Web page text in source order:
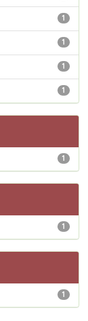
1
1
1
1
1
1
1